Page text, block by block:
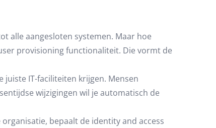
alle aangesloten systemen. Maar hoe
provisioning functionaliteit. Die vormt de
IT-faciliteiten krijgen. Mensen
wijzigingen wil je automatisch de
bepaalt de identity and access